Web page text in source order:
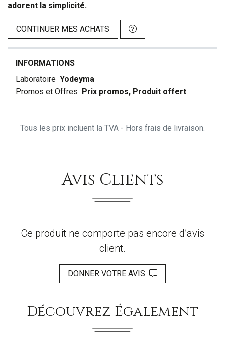
adorent la simplicité.
CONTINUER MES ACHATS
INFORMATIONS
Laboratoire Yodeyma
Promos et Offres
Prix promos, Produit offert
Tous les prix incluent la TVA - Hors frais de livraison.
Avis Clients
Ce produit ne comporte pas encore d’avis
client.
DONNER VOTRE AVIS
Découvrez Également